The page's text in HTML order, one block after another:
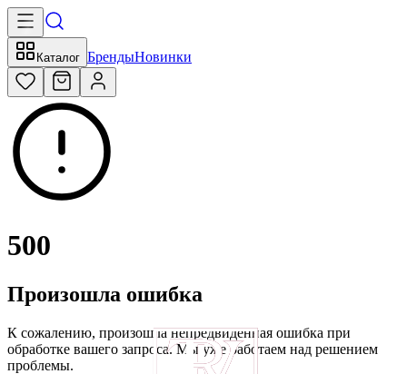
Каталог БрендыНовинки
500
Произошла ошибка
К сожалению, произошла непредвиденная ошибка при
обработке вашего запроса. Мы уже работаем над решением
проблемы.